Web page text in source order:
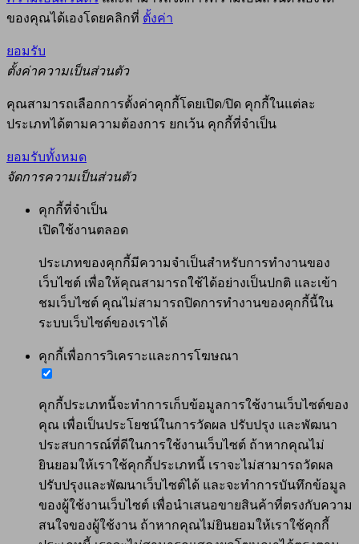
ของคุณได้เองโดยคลิกที่ ตั้งค่า
ยอมรับ
ตั้งค่าความเป็นส่วนตัว
คุณสามารถเลือกการตั้งค่าคุกกี้โดยเปิด/ปิด คุกกี้ในแต่ละ
ประเภทได้ตามความต้องการ ยกเว้น คุกกี้ที่จำเป็น
ยอมรับทั้งหมด
จัดการความเป็นส่วนตัว
คุกกี้ที่จำเป็น
เปิดใช้งานตลอด
ประเภทของคุกกี้มีความจำเป็นสำหรับการทำงานของ
เว็บไซต์ เพื่อให้คุณสามารถใช้ได้อย่างเป็นปกติ และเข้า
ชมเว็บไซต์ คุณไม่สามารถปิดการทำงานของคุกกี้นี้ใน
ระบบเว็บไซต์ของเราได้
คุกกี้เพื่อการวิเคราะและการโฆษณา
คุกกี้ประเภทนี้จะทำการเก็บข้อมูลการใช้งานเว็บไซต์ของ
คุณ เพื่อเป็นประโยชน์ในการวัดผล ปรับปรุง และพัฒนา
ประสบการณ์ที่ดีในการใช้งานเว็บไซต์ ถ้าหากคุณไม่
ยินยอมให้เราใช้คุกกี้ประเภทนี้ เราจะไม่สามารถวัดผล
ปรับปรุงและพัฒนาเว็บไซต์ได้ และจะทำการบันทึกข้อมูล
ของผู้ใช้งานเว็บไซต์ เพื่อนำเสนอขายสินค้าที่ตรงกับความ
สนใจของผู้ใช้งาน ถ้าหากคุณไม่ยินยอมให้เราใช้คุกกี้